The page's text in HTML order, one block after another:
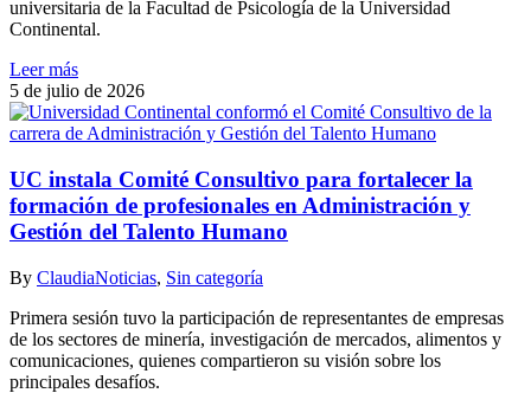
universitaria de la Facultad de Psicología de la Universidad
Continental.
Leer más
5 de julio de 2026
UC instala Comité Consultivo para fortalecer la
formación de profesionales en Administración y
Gestión del Talento Humano
By ClaudiaNoticias, Sin categoría
Primera sesión tuvo la participación de representantes de empresas
de los sectores de minería, investigación de mercados, alimentos y
comunicaciones, quienes compartieron su visión sobre los
principales desafíos.